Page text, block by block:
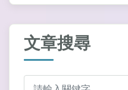
文章搜尋